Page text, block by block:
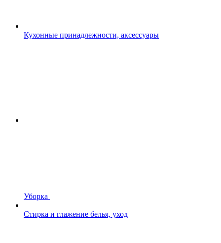
Кухонные принадлежности, аксессуары
Уборка
Стирка и глажение белья, уход